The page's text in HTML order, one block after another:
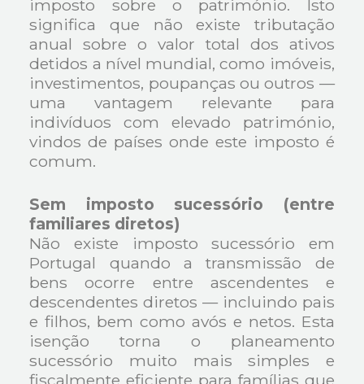
imposto sobre o património. Isto
significa que não existe tributação
anual sobre o valor total dos ativos
detidos a nível mundial, como imóveis,
investimentos, poupanças ou outros —
uma vantagem relevante para
indivíduos com elevado património,
vindos de países onde este imposto é
comum.
Sem imposto sucessório (entre
familiares diretos)
Não existe imposto sucessório em
Portugal quando a transmissão de
bens ocorre entre ascendentes e
descendentes diretos — incluindo pais
e filhos, bem como avós e netos. Esta
isenção torna o planeamento
sucessório muito mais simples e
fiscalmente eficiente para famílias que